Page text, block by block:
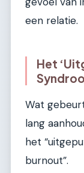
een relatie.
Het
Wat
lang
het
burnout”.